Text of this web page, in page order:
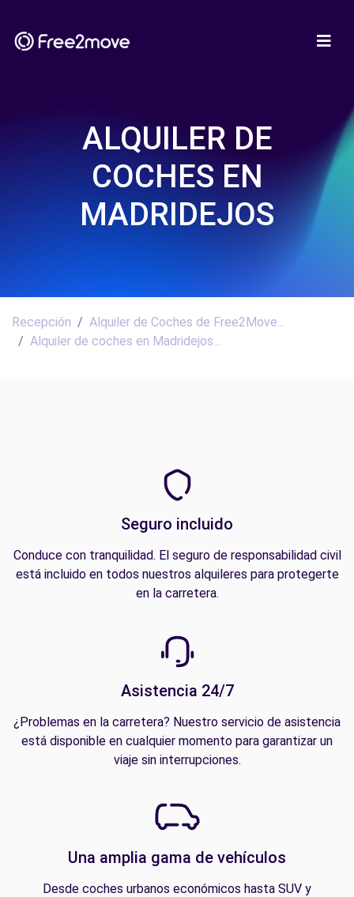
ALQUILER DE
COCHES EN
MADRIDEJOS
Recepción
Alquiler de Coches de Free2Move...
Alquiler de coches en Madridejos...
Seguro incluido
Conduce con tranquilidad. El seguro de responsabilidad civil
está incluido en todos nuestros alquileres para protegerte
en la carretera.
Asistencia 24/7
¿Problemas en la carretera? Nuestro servicio de asistencia
está disponible en cualquier momento para garantizar un
viaje sin interrupciones.
Una amplia gama de vehículos
Desde coches urbanos económicos hasta SUV y